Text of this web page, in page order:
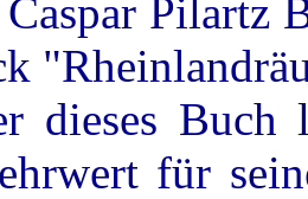
Pilartz
dieses
für